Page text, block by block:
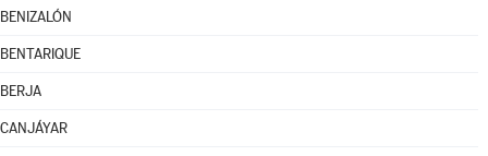
BENIZALÓN
BENTARIQUE
BERJA
CANJÁYAR